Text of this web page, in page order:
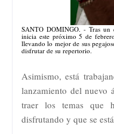
SANTO DOMINGO. - Tras un
inicia este próximo 5 de
llevando lo mejor de sus
disfrutar de su repertorio.
Asimismo, está
lanzamiento del nuevo
traer los temas que
disfrutando y que se